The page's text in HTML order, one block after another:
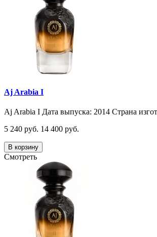
Aj Arabia I
Aj Arabia I Дата выпуска: 2014 Страна
5 240 руб. 14 400 руб.
В корзину
Смотреть